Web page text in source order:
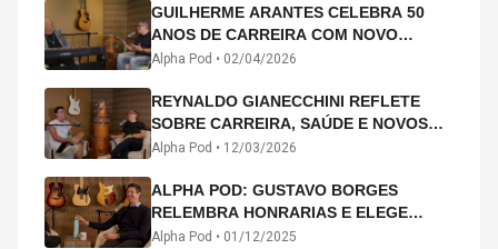
acompanham até hoje, quase trinta anos mais tarde:
"Bem Querer" e "Minha Menina". Em 2026, o astro
segue com o […]
GUILHERME ARANTES CELEBRA 50
ANOS DE CARREIRA COM NOVO
ÁLBUM INTERDIMENSIONAL E TURNÊ
Alpha Pod • 02/04/2026
REYNALDO GIANECCHINI REFLETE
SOBRE CARREIRA, SAÚDE E NOVOS
CAMINHOS ARTÍSTICOS NO ALPHA
Alpha Pod • 12/03/2026
ALPHA POD: GUSTAVO BORGES
RELEMBRA HONRARIAS E ELEGE
MICHAEL PHELPS O MAIOR ATLETA DA
Alpha Pod • 01/12/2025